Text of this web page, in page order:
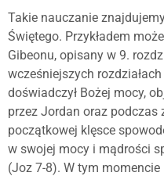
Takie nauczanie
Świętego. Przykładem
Gibeonu, opisany w 9.
wcześniejszych
doświadczył Bożej mocy,
przez Jordan oraz podczas
początkowej klęsce
w swojej mocy i mądrości
(Joz 7-8). W tym